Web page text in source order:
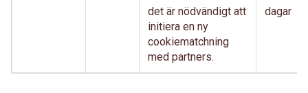
det är nödvändigt att
initiera en ny
cookiematchning
med partners.
dagar